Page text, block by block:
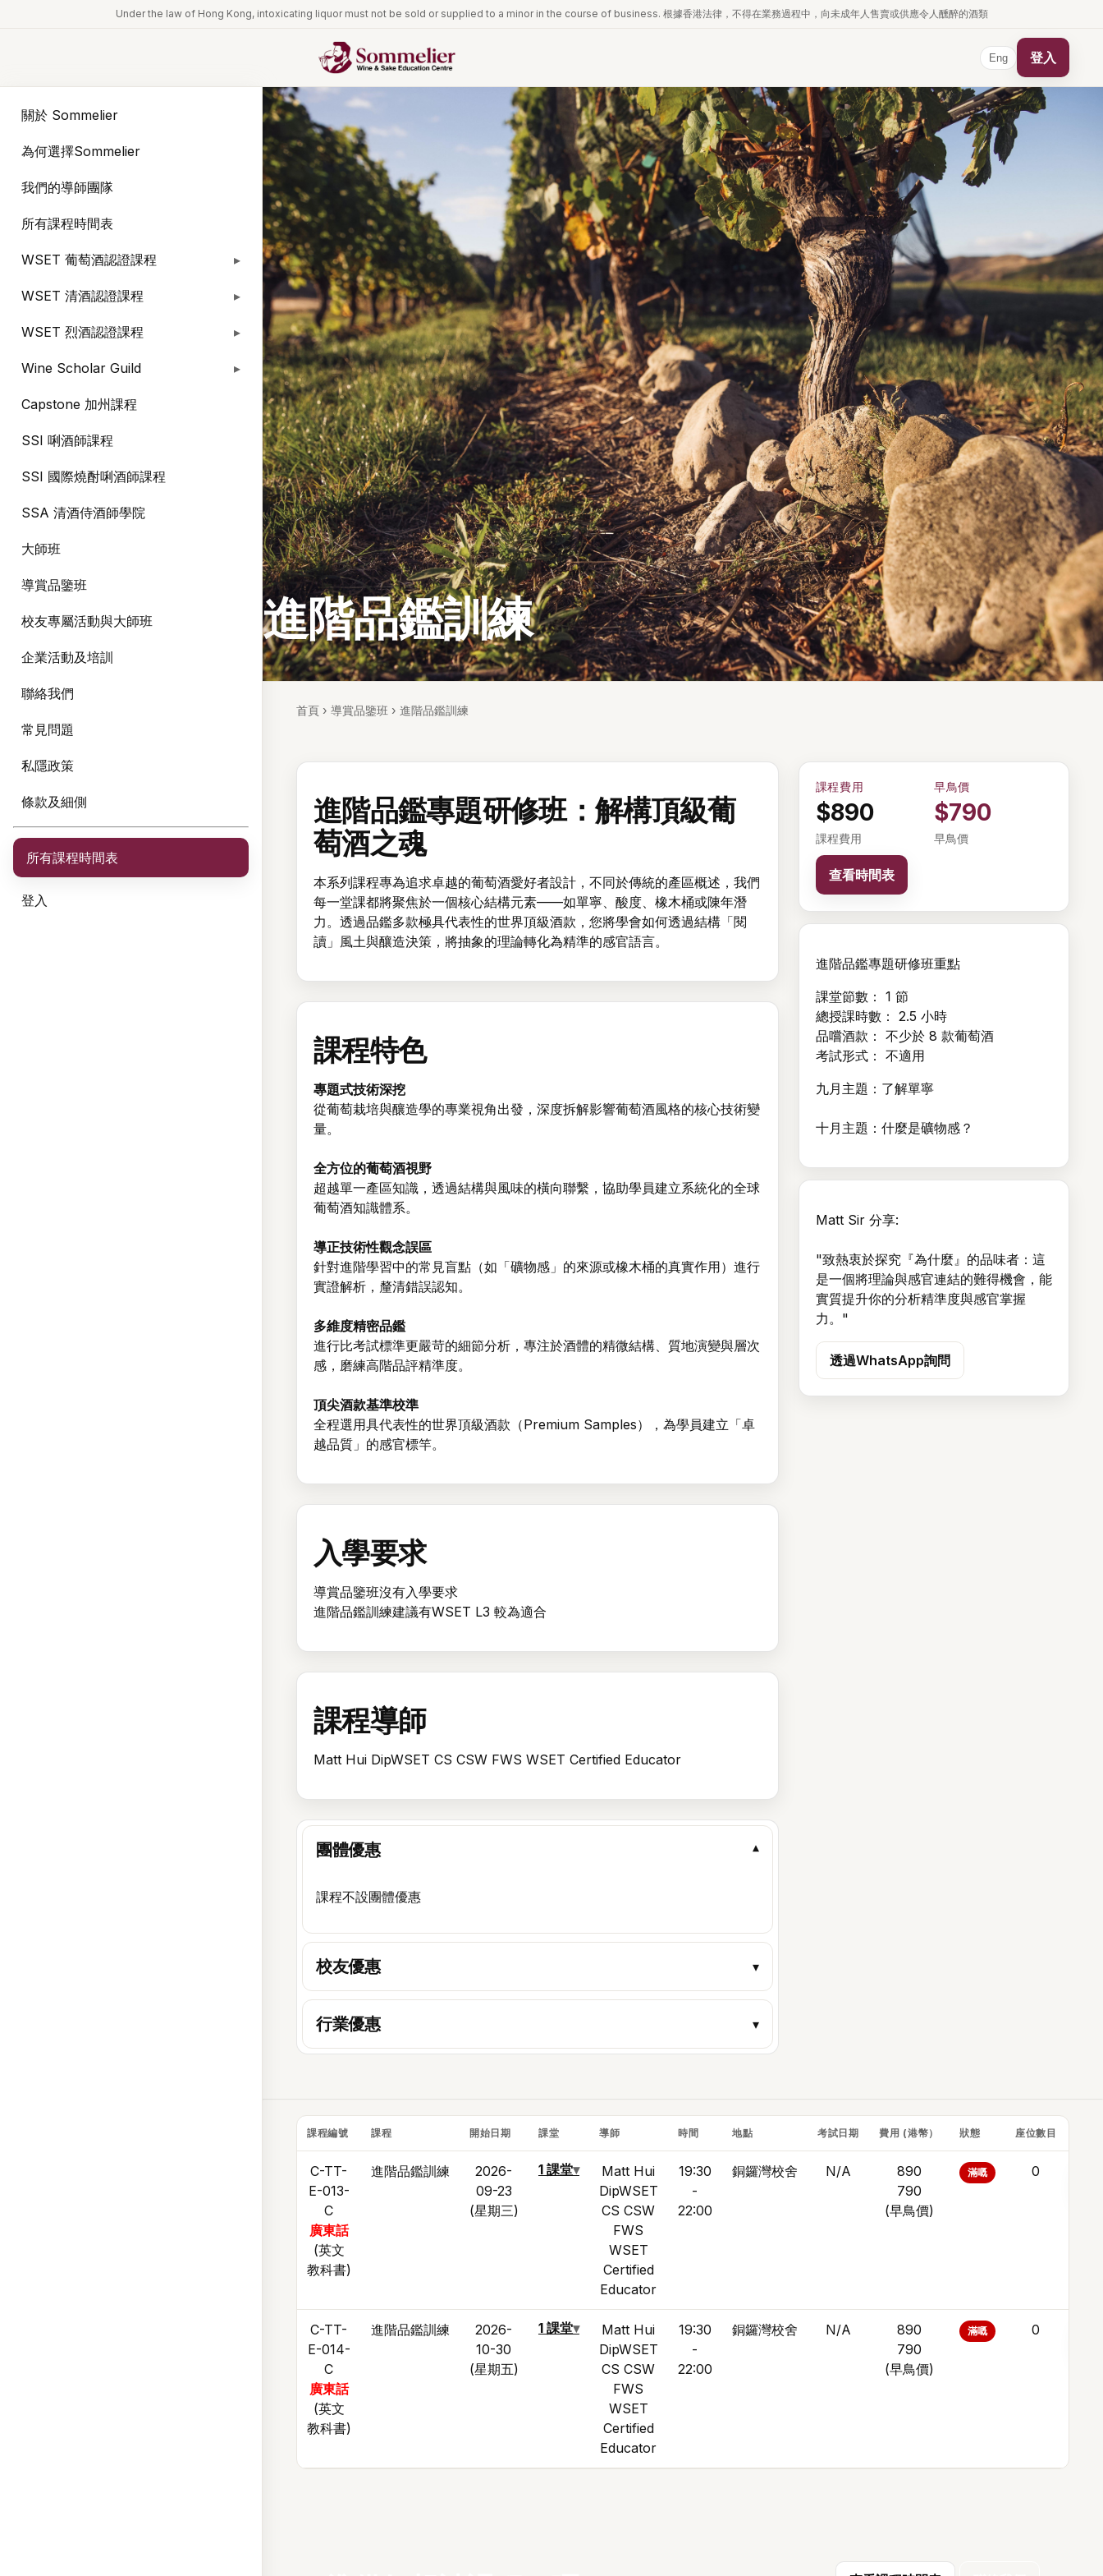
Under the law of Hong Kong, intoxicating liquor must not be sold or supplied to a minor in the course of business. 根據香港法律，不得在業務過程中，向未成年人售賣或供應令人醺醉的酒類
Eng 登入
關於 Sommelier
為何選擇Sommelier
我們的導師團隊
所有課程時間表
WSET 葡萄酒認證課程
WSET 清酒認證課程
WSET 烈酒認證課程
Wine Scholar Guild
Capstone 加州課程
SSI 唎酒師課程
SSI 國際燒酎唎酒師課程
SSA 清酒侍酒師學院
大師班
導賞品鑒班
校友專屬活動與大師班
企業活動及培訓
聯絡我們
常見問題
私隱政策
條款及細側
所有課程時間表
登入
歡迎回來。登入後即可查看和管理您報讀的活動和課程時間表。
顯示
建立帳戶
進階品鑑訓練
首頁› 導賞品鑒班 › 進階品鑑訓練
進階品鑑專題研修班：解構頂級葡
萄酒之魂
本系列課程專為追求卓越的葡萄酒愛好者設計，不同於傳統的產區概述，我們
每一堂課都將聚焦於一個核心結構元素——如單寧、酸度、橡木桶或陳年潛
力。透過品鑑多款極具代表性的世界頂級酒款，您將學會如何透過結構「閱
讀」風土與釀造決策，將抽象的理論轉化為精準的感官語言。
課程特色
專題式技術深挖
從葡萄栽培與釀造學的專業視角出發，深度拆解影響葡萄酒風格的核心技術變
量。
全方位的葡萄酒視野
超越單一產區知識，透過結構與風味的橫向聯繫，協助學員建立系統化的全球
葡萄酒知識體系。
導正技術性觀念誤區
針對進階學習中的常見盲點（如「礦物感」的來源或橡木桶的真實作用）進行
實證解析，釐清錯誤認知。
多維度精密品鑑
進行比考試標準更嚴苛的細節分析，專注於酒體的精微結構、質地演變與層次
感，磨練高階品評精準度。
頂尖酒款基準校準
全程選用具代表性的世界頂級酒款（Premium Samples），為學員建立「卓
越品質」的感官標竿。
入學要求
導賞品鑒班沒有入學要求
進階品鑑訓練建議有WSET L3 較為適合
課程導師
Matt Hui DipWSET CS CSW FWS WSET Certified Educator
團體優惠 ▾
課程不設團體優惠
校友優惠 ▾
行業優惠 ▾
課程費用
$890
課程費用
早鳥價
$790
早鳥價
查看時間表
進階品鑑專題研修班重點
課堂節數： 1 節
總授課時數： 2.5 小時
品嚐酒款： 不少於 8 款葡萄酒
考試形式： 不適用
九月主題：了解單寧
十月主題：什麼是礦物感？
Matt Sir 分享:
"致熱衷於探究『為什麼』的品味者：這
是一個將理論與感官連結的難得機會，能
實質提升你的分析精準度與感官掌握
力。"
透過WhatsApp詢問
課程編號 課程 開始日期 課堂 導師 時間 地點 考試日期 費用 (港幣） 狀態 座位數目
C-TT-
E-013-
C
廣東話
(英文
教科書)
進階品鑑訓練
2026-
09-23
(星期三)
1 課堂▾
Matt Hui
DipWSET
CS CSW
FWS
WSET
Certified
Educator
19:30
-
22:00
銅鑼灣校舍 N/A
890
790
(早鳥價)
滿嘅 0
C-TT-
E-014-
C
廣東話
(英文
教科書)
進階品鑑訓練
2026-
10-30
(星期五)
1 課堂▾
Matt Hui
DipWSET
CS CSW
FWS
WSET
Certified
Educator
19:30
-
22:00
銅鑼灣校舍 N/A
890
790
(早鳥價)
滿嘅 0